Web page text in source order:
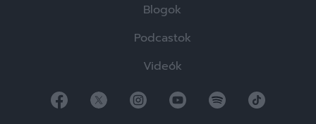
Blogok
Podcastok
Videók